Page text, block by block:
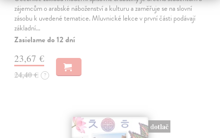
zájemcům o arabské náboženství a kulturu a zaměřuje se na slovní
zásobu k uvedené tematice. Mluvnické lekce v první části podávají
základní…
Zasielame do 12 dní
23,67 €
24,40 € ?
dotlač